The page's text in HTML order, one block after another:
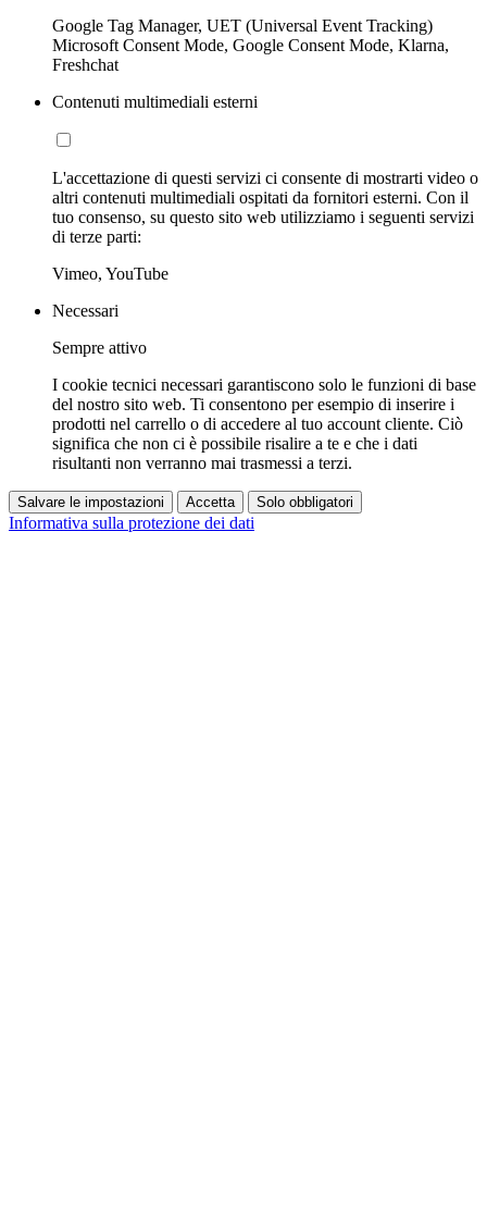
Google Tag Manager, UET (Universal Event Tracking)
Microsoft Consent Mode, Google Consent Mode, Klarna,
Freshchat
Contenuti multimediali esterni
L'accettazione di questi servizi ci consente di mostrarti video o
altri contenuti multimediali ospitati da fornitori esterni. Con il
tuo consenso, su questo sito web utilizziamo i seguenti servizi
di terze parti:
Vimeo, YouTube
Necessari
Sempre attivo
I cookie tecnici necessari garantiscono solo le funzioni di base
del nostro sito web. Ti consentono per esempio di inserire i
prodotti nel carrello o di accedere al tuo account cliente. Ciò
significa che non ci è possibile risalire a te e che i dati
risultanti non verranno mai trasmessi a terzi.
Salvare le impostazioni Accetta Solo obbligatori
Informativa sulla protezione dei dati